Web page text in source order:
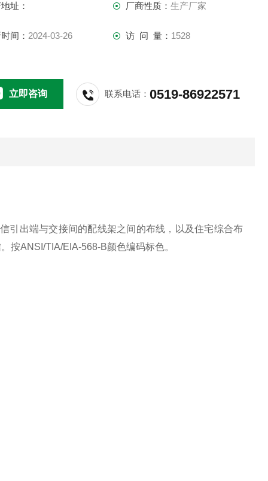
址： 厂商性质： 生产厂家
间： 2024-03-26 访 问 量： 1528
立即咨询 联系电话：0519-86922571
引出端与交接间的配线架之间的布线，以及住宅综合布
按ANSI/TIA/EIA-568-B颜色编码标色。